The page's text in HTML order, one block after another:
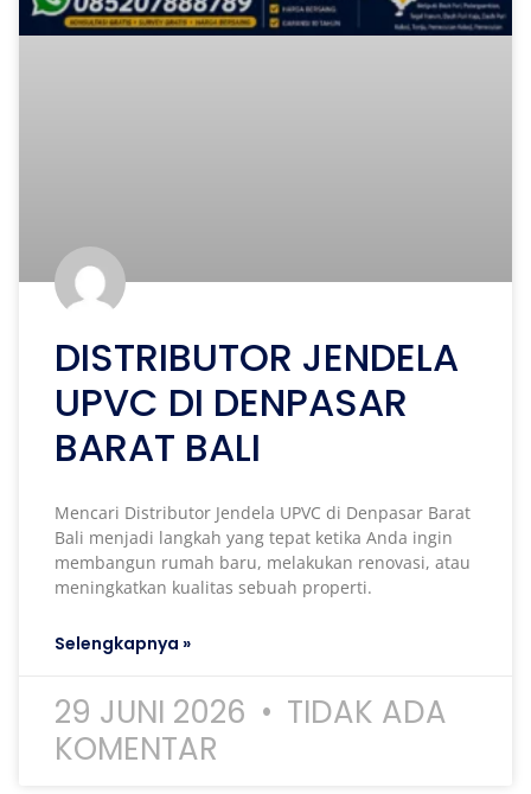
DISTRIBUTOR JENDELA
UPVC DI DENPASAR
BARAT BALI
Mencari Distributor Jendela UPVC di Denpasar Barat
Bali menjadi langkah yang tepat ketika Anda ingin
membangun rumah baru, melakukan renovasi, atau
meningkatkan kualitas sebuah properti.
Selengkapnya »
29 JUNI 2026
TIDAK ADA
KOMENTAR